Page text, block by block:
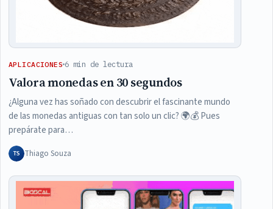
APLICACIONES 6 min de lectura
Valora monedas en 30 segundos
¿Alguna vez has soñado con descubrir el fascinante mundo
de las monedas antiguas con tan solo un clic? 🌍💰 Pues
prepárate para…
TS Thiago Souza